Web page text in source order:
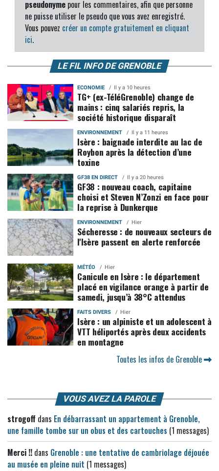
pseudonyme pour les commentaires, afin que personne
ne puisse utiliser le pseudo que vous avez enregistré.
Vous pouvez créer un compte gratuitement en cliquant
ici.
LE FIL INFO DE GRENOBLE
ECONOMIE Il y a 10 heures
TG+ (ex-TéléGrenoble) change de
mains : cinq salariés repris, la
société historique disparaît
ENVIRONNEMENT Il y a 11 heures
Isère : baignade interdite au lac de
Roybon après la détection d’une
toxine
GF38 EN DIRECT Il y a 20 heures
GF38 : nouveau coach, capitaine
choisi et Steven N’Zonzi en face pour
la reprise à Dunkerque
ENVIRONNEMENT Hier
Sécheresse : de nouveaux secteurs de
l'Isère passent en alerte renforcée
MÉTÉO Hier
Canicule en Isère : le département
placé en vigilance orange à partir de
samedi, jusqu’à 38°C attendus
FAITS DIVERS Hier
Isère : un alpiniste et un adolescent à
VTT héliportés après deux accidents
en montagne
Toutes les infos de Grenoble
VOUS AVEZ LA PAROLE
strogoff dans En débarrassant un appartement à Grenoble,
une famille tombe sur un obus et des cartouches (1 messages)
Merci !! dans Grenoble : une tentative de cambriolage déjouée
au musée en pleine nuit (1 messages)